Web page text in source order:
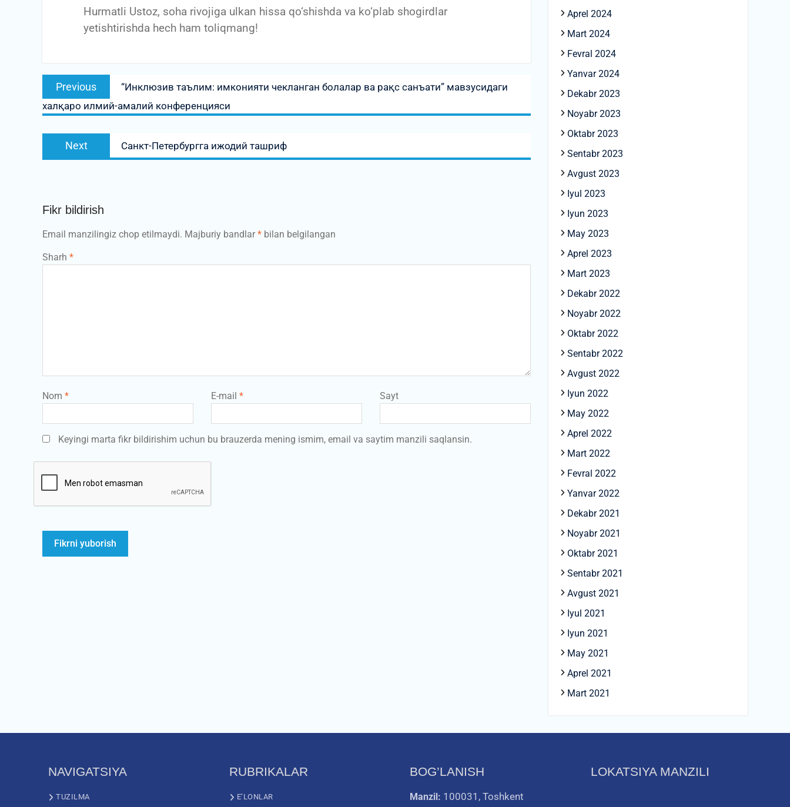
Hurmatli Ustoz, soha rivojiga ulkan hissa qo‘shishda va ko‘plab shogirdlar
yetishtirishda hech ham toliqmang!
Post
menyusi
Previous
Previous
post:
“Инклюзив таълим: имконияти чекланган болалар ва рақс санъати” мавзусидаги
халқаро илмий-амалий конференцияси
Next
post:
Санкт-Петербургга ижодий ташриф
Fikr bildirish
Email manzilingiz chop etilmaydi. Majburiy bandlar* bilan belgilangan
Sharh *
Nom * E-mail * Sayt
Keyingi marta fikr bildirishim uchun bu brauzerda mening ismim, email va saytim manzili saqlansin.
Aprel 2024
Mart 2024
Fevral 2024
Yanvar 2024
Dekabr 2023
Noyabr 2023
Oktabr 2023
Sentabr 2023
Avgust 2023
Iyul 2023
Iyun 2023
May 2023
Aprel 2023
Mart 2023
Dekabr 2022
Noyabr 2022
Oktabr 2022
Sentabr 2022
Avgust 2022
Iyun 2022
May 2022
Aprel 2022
Mart 2022
Fevral 2022
Yanvar 2022
Dekabr 2021
Noyabr 2021
Oktabr 2021
Sentabr 2021
Avgust 2021
Iyul 2021
Iyun 2021
May 2021
Aprel 2021
Mart 2021
NAVIGATSIYA
TUZILMA
RUBRIKALAR
E’LONLAR
BOG’LANISH
Manzil: 100031, Toshkent
LOKATSIYA MANZILI